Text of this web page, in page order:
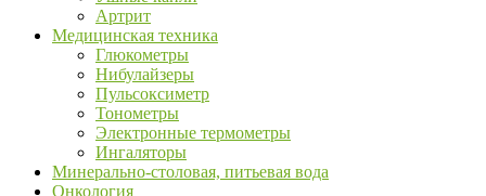
Артрит
Медицинская техника
Глюкометры
Нибулайзеры
Пульсоксиметр
Тонометры
Электронные термометры
Ингаляторы
Минерально-столовая, питьевая вода
Онкология